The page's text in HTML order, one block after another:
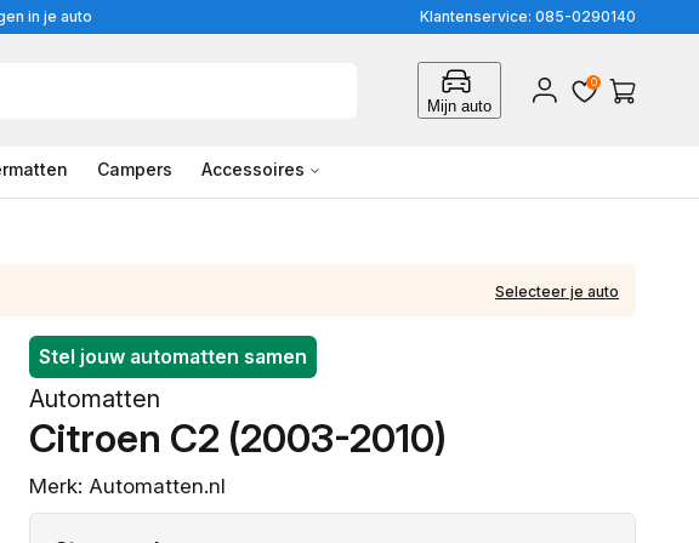
in je auto Klantenservice: 085-0290140
Mijn auto
Inloggen 0
Winkelwagen
Campers Accessoires
Selecteer je auto
Stel jouw automatten samen
Automatten
Citroen C2 (2003-2010)
Merk: Automatten.nl